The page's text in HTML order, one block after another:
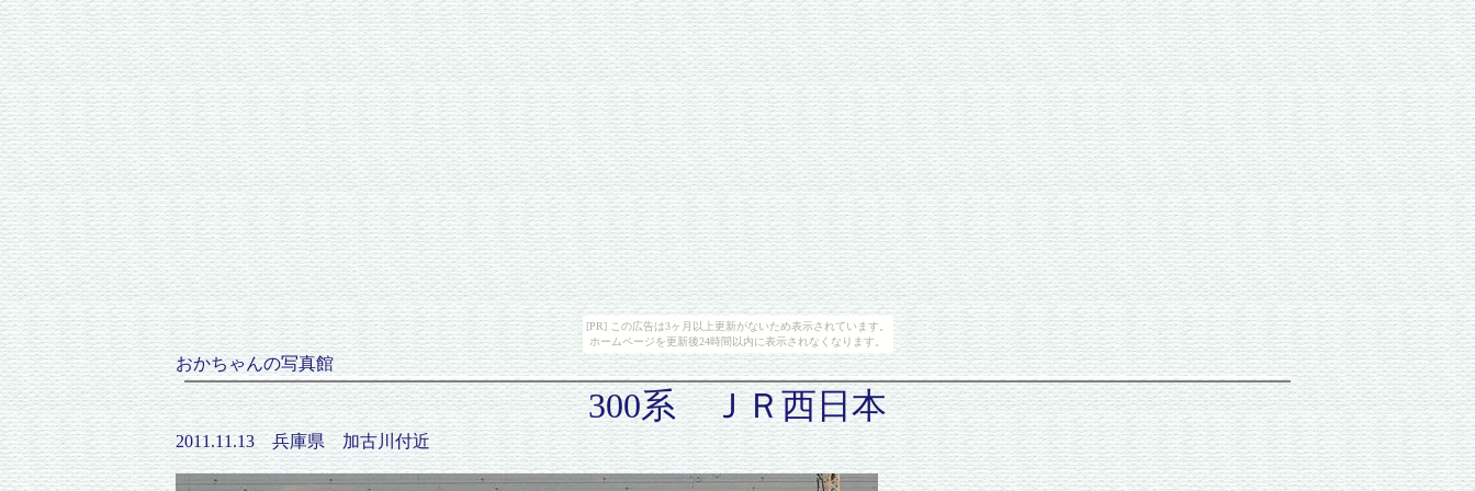
[PR] この広告は3ヶ月以上更新がないため表示されています。
ホームページを更新後24時間以内に表示されなくなります。
おかちゃんの写真館
300系 ＪＲ西日本
2011.11.13 兵庫県 加古川付近